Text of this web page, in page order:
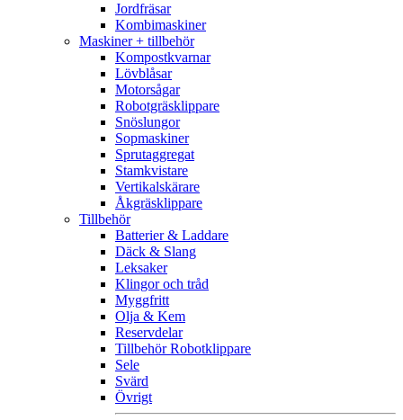
Jordfräsar
Kombimaskiner
Maskiner + tillbehör
Kompostkvarnar
Lövblåsar
Motorsågar
Robotgräsklippare
Snöslungor
Sopmaskiner
Sprutaggregat
Stamkvistare
Vertikalskärare
Åkgräsklippare
Tillbehör
Batterier & Laddare
Däck & Slang
Leksaker
Klingor och tråd
Myggfritt
Olja & Kem
Reservdelar
Tillbehör Robotklippare
Sele
Svärd
Övrigt